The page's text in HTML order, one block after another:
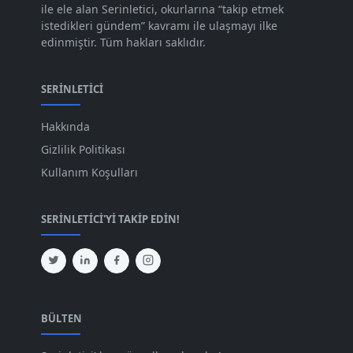
Ağu 2023 [74]
Tem 2023 [76]
Haz 2023
May 2023
Nis 2023
Mar 2023
Oca 2023 [87]
Ara 2022 [82]
Eki 2022
Eyl 2022 [72]
ile ele alan Serinletici, okurlarına “takip etmek
istedikleri gündem” kavramı ile ulaşmayı ilke
edinmiştir. Tüm hakları saklıdır.
SERINLETICI
Hakkında
Gizlilik Politikası
Kullanım Koşulları
SERINLETICI'YI TAKIP EDIN!
BÜLTEN